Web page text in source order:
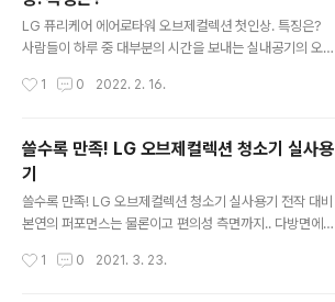
도 그다지 높지 않고 찬 기운이 꽤 머무르고 있다는 사실 다
들 아실 겁니다. 지난 글에서 인테리어 측면까지 남다르다
고 소개한 'LG 퓨리케어 에어로타워 오브제컬렉션' 은 이
흥미롭습니다. 게다가 실제로 체감되는 유용함도 크고요.
LG 퓨리케어 에어로타워 오브제컬렉션 첫인상. 특징은?
사람들이 하루 중 대부분의 시간을 보내는 실내공기의 오
사실 알고 계신가요? 특히, 요즘처럼 코로나19가 기승인
기청정기를 필수로 두는 분들이 많이 보이는데요. 단순히
공기 청정만 기능만 있는 것이 아니라 온/송풍 기능까지 겸
한, 게다가 인테리어 측면에서도 남다른 모습을 보이는 제
품이 있습니다. 신개념의 공기청정팬 LG 퓨리케어 에어로
게요. LG 퓨리케어 에어로타워 오브제컬렉션는 송풍 전용
1 0 2022. 2. 16.
쓸수록 만족! LG 오브제컬렉션 청소기 실사용
기
쓸수록 만족! LG 오브제컬렉션 청소기 실사용기 전작 대비
본연의 퍼포먼스는 물론이고 편의성 측면까지.. 다방면에
대해 소개를 드린 바 있습니다. 전반적으로 어떤 부분에서
1 0 2021. 3. 23.